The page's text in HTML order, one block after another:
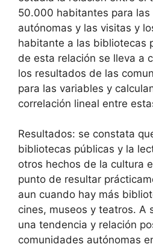
50.000 habitantes para las
autónomas y las visitas y
habitante a las bibliotecas
de esta relación se lleva a
los resultados de las
para las variables y
correlación lineal entre
Resultados: se constata
bibliotecas públicas y la
otros hechos de la cultura
punto de resultar
aun cuando hay más
cines, museos y teatros. A
una tendencia y relación
comunidades autónomas